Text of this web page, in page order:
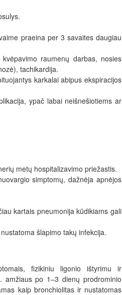

praeina per 3 savaites daugiau
raumenų darbas, nosies
tachikardija.
karkalai abipus ekspiracijos
ypač labai neišnešiotiems ar
metų hospitalizavimo priežastis.
simptomų, dažnėja apnėjos
kartais pneumonija kūdikiams gali
šlapimo takų infekcija.
fizikiniu ligonio ištyrimu ir
amžiaus po 1–3 dienų prodrominio
kaip bronchiolitas ir nustatomas